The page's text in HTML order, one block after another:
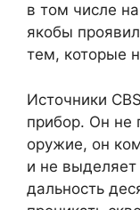
в том числе
якобы
тем, которые
Источники
прибор. Он не
оружие, он
и не выделяет
дальность